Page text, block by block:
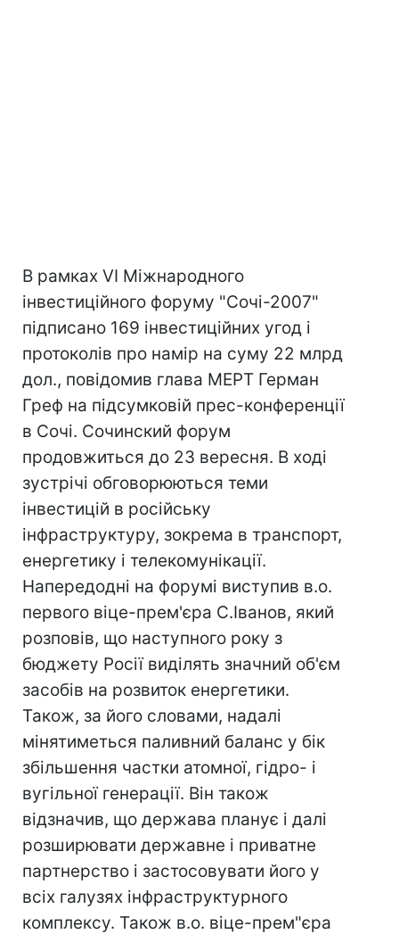
В рамках VI Міжнародного
інвестиційного форуму "Сочі-2007"
підписано 169 інвестиційних угод і
протоколів про намір на суму 22 млрд
дол., повідомив глава МЕРТ Герман
Греф на підсумковій прес-конференції
в Сочі. Cочинский форум
продовжиться до 23 вересня. В ході
зустрічі обговорюються теми
інвестицій в російську
інфраструктуру, зокрема в транспорт,
енергетику і телекомунікації.
Напередодні на форумі виступив в.о.
первого віце-прем'єра С.Іванов, який
розповів, що наступного року з
бюджету Росії виділять значний об'єм
засобів на розвиток енергетики.
Також, за його словами, надалі
мінятиметься паливний баланс у бік
збільшення частки атомної, гідро- і
вугільної генерації. Він також
відзначив, що держава планує і далі
розширювати державне і приватне
партнерство і застосовувати його у
всіх галузях інфраструктурного
комплексу. Також в.о. віце-прем"єра